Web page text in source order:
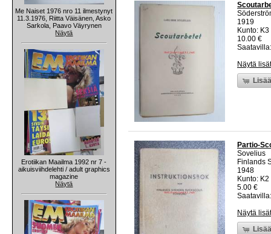
Me Naiset 1976 nro 11 ilmestynyt
11.3.1976, Riitta Väisänen, Asko
Sarkola, Paavo Väyrynen
Näytä
Erotiikan Maailma 1992 nr 7 -
aikuisviihdelehti / adult graphics
magazine
Näytä
1919
Kunto:
10.00 €
Näytä
Partio-
Sovelius
Finlands
1948
Kunto:
5.00 €
Näytä